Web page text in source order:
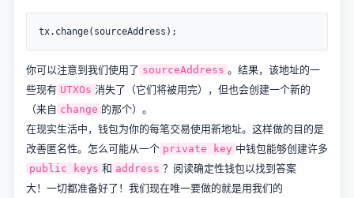
你可以注意到我们使用了 sourceAddress 。结果，该地址的一
些现有 UTXOs 消失了（它们将被用完），但也会创建一个新的
（来自 change 的那个）。
在现实生活中，钱包为你的每笔交易使用新地址。这样做的目的是
改善匿名性。怎么可能从一个 private key 中钱包能够创建许多
public keys 和 address ？ 阅读确定性钱包以找到答案
大！一切都准备好了！我们现在唯一要做的就是用我们的